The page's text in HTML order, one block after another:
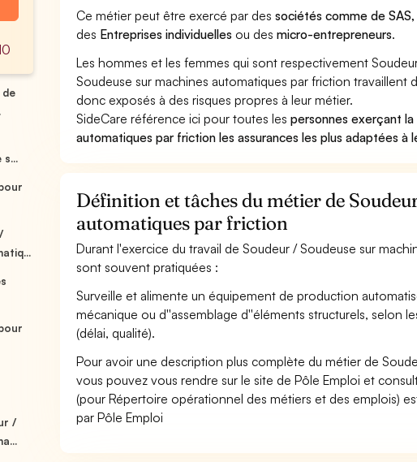
s...
/
Ce métier peut être exercé par dessociétés comme de SAS,
des Entreprises individuelles ou desmicro-entrepreneurs.
Les hommes et les femmes qui sont respectivement
Soudeuse sur machines automatiques par friction
donc exposés à des risques propres à leur métier.
SideCare référence ici pour toutes lespersonnes exerçant
automatiques par friction les assurances les plus adaptées à
Définition et tâches du métier de
automatiques par friction
Durant l'exercice du travail de Soudeur / Soudeuse sur
sont souvent pratiquées :
Surveille et alimente un équipement de production
mécanique ou d''assemblage d''éléments structurels, selon
(délai, qualité).
Pour avoir une description plus complète du métier de
vous pouvez vous rendre sur le site de Pôle Emploi et
(pour Répertoire opérationnel des métiers et des emplois)
par Pôle Emploi